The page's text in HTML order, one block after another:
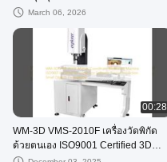
March 06, 2026
00:28
WM-3D VMS-2010F เครื่องวัดพิกัด
ด้วยตนเอง ISO9001 Certified 3D
Inspection Software การตรวจสอบที่